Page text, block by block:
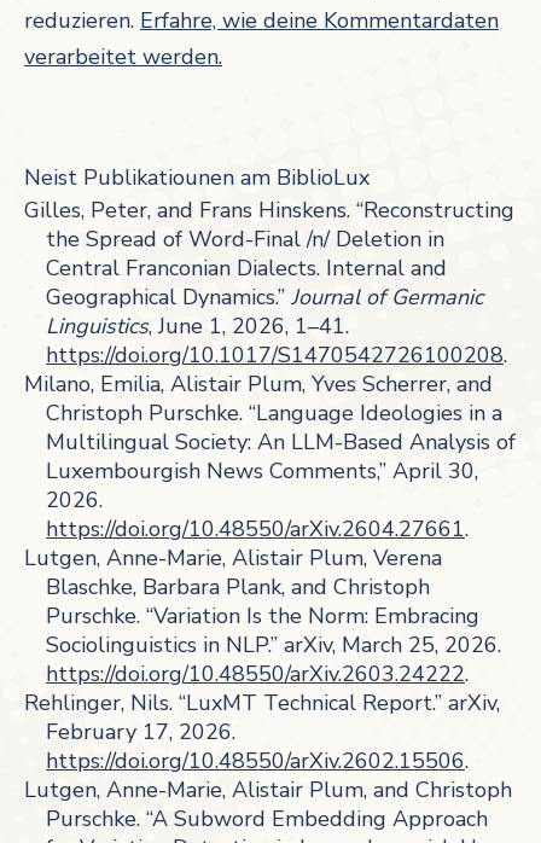
reduzieren. Erfahre, wie deine Kommentardaten
verarbeitet werden.
Neist Publikatiounen am BiblioLux
Gilles, Peter, and Frans Hinskens. “Reconstructing
the Spread of Word-Final /n/ Deletion in
Central Franconian Dialects. Internal and
Geographical Dynamics.” Journal of Germanic
Linguistics, June 1, 2026, 1–41.
https://doi.org/10.1017/S1470542726100208.
Milano, Emilia, Alistair Plum, Yves Scherrer, and
Christoph Purschke. “Language Ideologies in a
Multilingual Society: An LLM-Based Analysis of
Luxembourgish News Comments,” April 30,
2026.
https://doi.org/10.48550/arXiv.2604.27661.
Lutgen, Anne-Marie, Alistair Plum, Verena
Blaschke, Barbara Plank, and Christoph
Purschke. “Variation Is the Norm: Embracing
Sociolinguistics in NLP.” arXiv, March 25, 2026.
https://doi.org/10.48550/arXiv.2603.24222.
Rehlinger, Nils. “LuxMT Technical Report.” arXiv,
February 17, 2026.
https://doi.org/10.48550/arXiv.2602.15506.
Lutgen, Anne-Marie, Alistair Plum, and Christoph
Purschke. “A Subword Embedding Approach